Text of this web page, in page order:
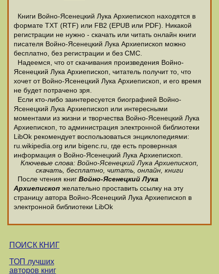
Книги Войно-Ясенецкий Лука Архиепископ находятся в
формате ТХТ (RTF) или FB2 (EPUB или PDF). Никакой
регистрации не нужно - скачать или читать онлайн книги
писателя Войно-Ясенецкий Лука Архиепископ можно
бесплатно, без регистрации и без СМС.
Надеемся, что от скачивания произведения Войно-
Ясенецкий Лука Архиепископ, читатель получит то, что
хочет от Войно-Ясенецкий Лука Архиепископ, и его время
не будет потрачено зря.
Если кто-либо заинтересуется биографией Войно-
Ясенецкий Лука Архиепископ или интересными
моментами из жизни и творчества Войно-Ясенецкий Лука
Архиепископ, то администрация электронной библиотеки
LibOk рекомендует воспользоваться энциклопедиями:
ru.wikipedia.org или bigenc.ru, где есть провернная
информация о Войно-Ясенецкий Лука Архиепископ.
Ключевые слова: Войно-Ясенецкий Лука Архиепископ,
скачать, бесплатно, читать, онлайн, книги
После чтения книг Войно-Ясенецкий Лука
Архиепископ желательно проставить ссылку на эту
страницу автора Войно-Ясенецкий Лука Архиепископ в
электронной библиотеки LibOk
ПОИСК КНИГ
ТОП лучших
авторов книг